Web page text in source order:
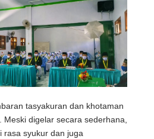
tasyakuran dan khotaman
Meski digelar secara sederhana,
rasa syukur dan juga